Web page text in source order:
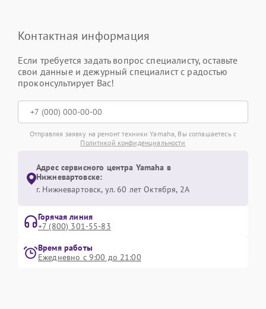
Контактная информация
Если требуется задать вопрос специалисту, оставьте
свои данные и дежурный специалист с радостью
проконсультирует Вас!
Отправляя заявку на ремонт техники Yamaha, Вы соглашаетесь с
Политикой конфиденциальности
Адрес сервисного центра Yamaha в
Нижневартовске:
г. Нижневартовск, ул. 60 лет Октября, 2А
Горячая линия
+7 (800) 301-55-83
Время работы
Ежедневно с 9:00 до 21:00